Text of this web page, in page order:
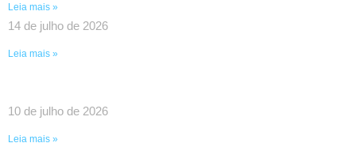
Leia mais »
14 de julho de 2026
Leia mais »
10 de julho de 2026
Leia mais »